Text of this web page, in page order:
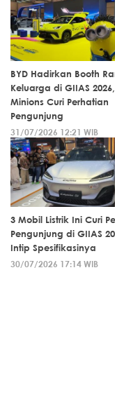
BYD Hadirkan Booth
Keluarga di GIIAS
Minions Curi Perhatian
Pengunjung
31/07/2026 12:21 WIB
3 Mobil Listrik Ini Curi
Pengunjung di GIIAS
Intip Spesifikasinya
30/07/2026 17:14 WIB